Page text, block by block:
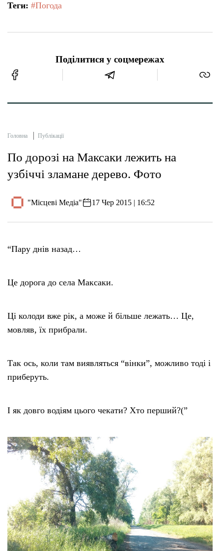
Теги: #Погода
Поділитися у соцмережах
Головна Публікації
По дорозі на Максаки лежить на
узбіччі зламане дерево. Фото
"Місцеві Медіа" 17 Чер 2015 | 16:52
“Пару днів назад…
Це дорога до села Максаки.
Ці колоди вже рік, а може й більше лежать… Це,
мовляв, їх прибрали.
Так ось, коли там виявляться “вінки”, можливо тоді і
приберуть.
І як довго водіям цього чекати? Хто перший?(”